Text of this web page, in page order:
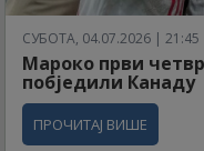
СУБОТА, 04.07.2026 | 21:45
Мароко први
побједили Канаду
ПРОЧИТАЈ ВИШЕ